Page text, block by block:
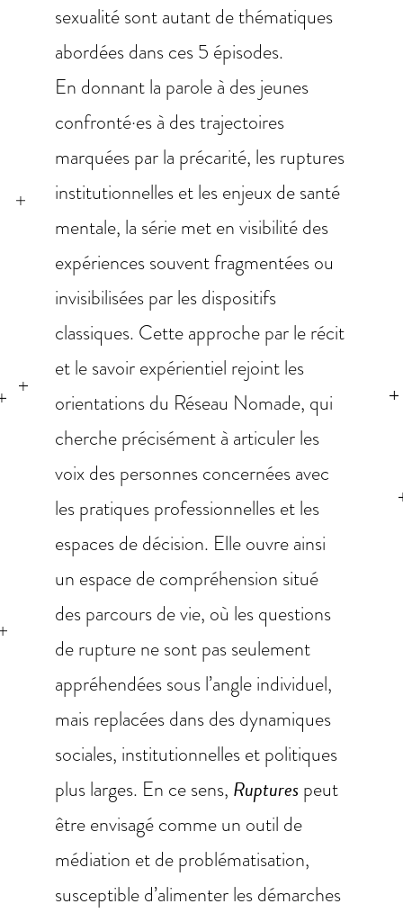
sexualité sont autant de thématiques
abordées dans ces 5 épisodes.
En donnant la parole à des jeunes
confronté·es à des trajectoires
marquées par la précarité, les ruptures
institutionnelles et les enjeux de santé
mentale, la série met en visibilité des
expériences souvent fragmentées ou
invisibilisées par les dispositifs
classiques. Cette approche par le récit
et le savoir expérientiel rejoint les
orientations du Réseau Nomade, qui
cherche précisément à articuler les
voix des personnes concernées avec
les pratiques professionnelles et les
espaces de décision. Elle ouvre ainsi
un espace de compréhension situé
des parcours de vie, où les questions
de rupture ne sont pas seulement
appréhendées sous l’angle individuel,
mais replacées dans des dynamiques
sociales, institutionnelles et politiques
plus larges. En ce sens, Rupturespeut
être envisagé comme un outil de
médiation et de problématisation,
susceptible d’alimenter les démarches